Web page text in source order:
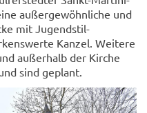
außergewöhnliche und
mit Jugendstil-
Kanzel. Weitere
außerhalb der Kirche
sind geplant.